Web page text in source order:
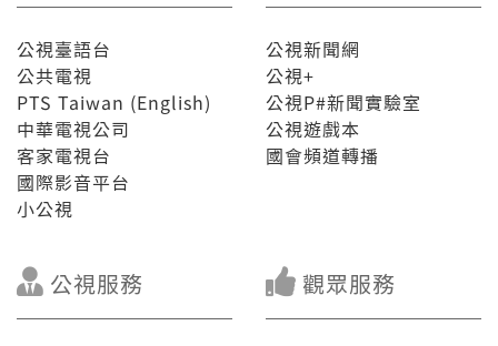
公視臺語台
公共電視
PTS Taiwan (English)
中華電視公司
客家電視台
國際影音平台
小公視
公視新聞網
公視+
公視P#新聞實驗室
公視遊戲本
國會頻道轉播
公視服務 觀眾服務